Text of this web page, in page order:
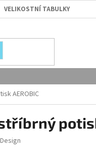
VELIKOSTNÍ TABULKY
AEROBIC